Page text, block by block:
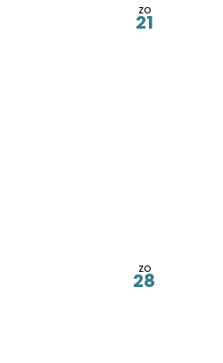
zo
21
zo
28